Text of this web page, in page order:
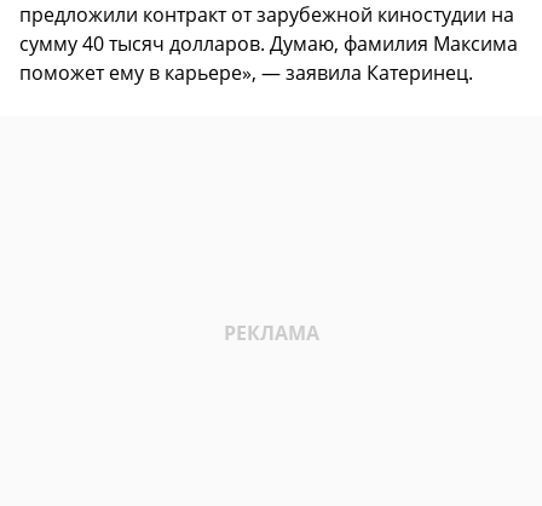
предложили контракт от зарубежной киностудии на
сумму 40 тысяч долларов. Думаю, фамилия Максима
поможет ему в карьере», — заявила Катеринец.